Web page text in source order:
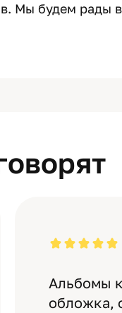
Мы будем рады
Альбомы
обложка,